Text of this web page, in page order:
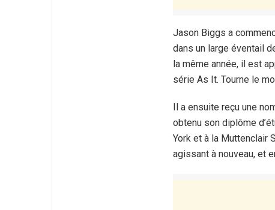
Jason Biggs a
dans un large éventail
la même année, il est
série As It. Tourne le
Il a ensuite reçu une
obtenu son diplôme
York et à la Muttenclair
agissant à nouveau, et